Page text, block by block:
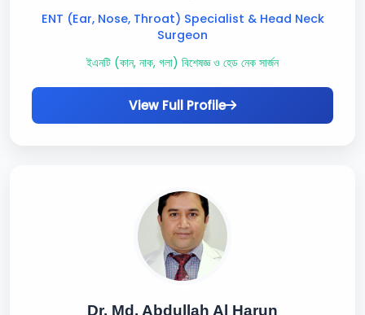
ENT (Ear, Nose, Throat) Specialist & Head Neck
Surgeon
ইএনটি (কান, নাক, গলা) বিশেষজ্ঞ ও হেড নেক সার্জন
View Full Profile
Dr. Md. Abdullah Al Harun